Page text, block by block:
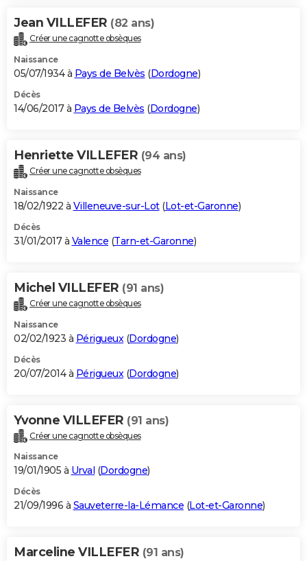
Carte de Noël
Carte Bonne année
Carte Saint-Valentin
Carte Pâques
Carte d'anniversaire
DICTIONNAIRE
Dictionnaire
Biographies
Citations
Expressions
Proverbes
PROGRAMME TV
S'inscrire
Se connecter
Lycées
Collèges
Primaires
Universités
Entreprises
Service militaire
Avis de recherche
AVIS DE DÉCÈS
Bricolage
Lifestyle
Culture
Sport
Auto
Television
Voyage
Cinema
Jean VILLEFER (82 ans)
Créer une cagnotte obsèques
Naissance
05/07/1934 à Pays de Belvès (Dordogne)
Décès
14/06/2017 à Pays de Belvès (Dordogne)
Henriette VILLEFER (94 ans)
Créer une cagnotte obsèques
Naissance
18/02/1922 à Villeneuve-sur-Lot(Lot-et-Garonne)
Décès
31/01/2017 à Valence (Tarn-et-Garonne)
Michel VILLEFER (91 ans)
Créer une cagnotte obsèques
Naissance
02/02/1923 à Périgueux (Dordogne)
Décès
20/07/2014 à Périgueux (Dordogne)
Yvonne VILLEFER (91 ans)
Créer une cagnotte obsèques
Naissance
19/01/1905 à Urval (Dordogne)
Décès
21/09/1996 à Sauveterre-la-Lémance (Lot-et-Garonne)
Marceline VILLEFER (91 ans)